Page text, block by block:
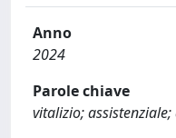
Anno
2024
Parole chiave
vitalizio;